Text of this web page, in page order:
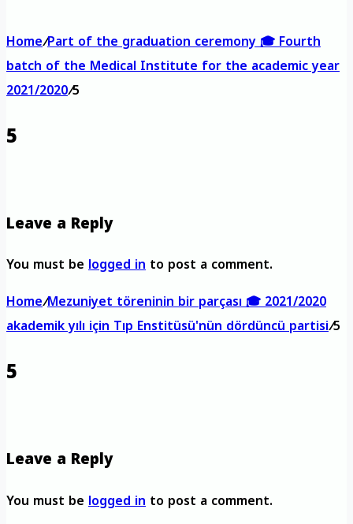
Home/Part of the graduation ceremony 🎓 Fourth
batch of the Medical Institute for the academic year
2021/2020/5
5
Leave a Reply
You must belogged into post a comment.
Home/Mezuniyet töreninin bir parçası 🎓 2021/2020
akademik yılı için Tıp Enstitüsü'nün dördüncü partisi/5
5
Leave a Reply
You must belogged into post a comment.